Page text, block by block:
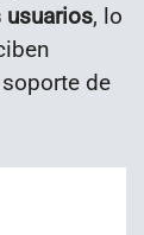
usuarios, lo
de